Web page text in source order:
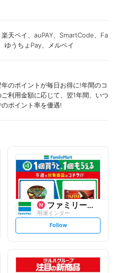
天ペイ、auPAY、SmartCode、Fa
ゆうちょPay、メルペイ
のポイントが毎日お得に!年間のコ
利用金額に応じて、翌1年間、いつ
ポイント率を優遇!
ファミリーマート
用瀬インター
s
t
l
o
w
Follow